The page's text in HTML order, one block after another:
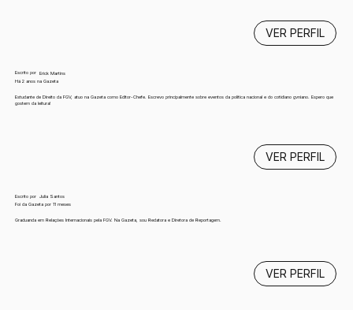
Escrito por
Erick Martins
Há 2 anos na Gazeta
Estudante de Direito da FGV, atuo na Gazeta como Editor-Chefe. Escrevo principalmente sobre eventos da política nacional e do cotidiano gvniano. Espero que
gostem da leitura!
VER PERFIL
Escrito por
Julia Santos
Foi da Gazeta por 11 meses
Graduanda em Relações Internacionais pela FGV. Na Gazeta, sou Redatora e Diretora de Reportagem.
VER PERFIL
VER PERFIL